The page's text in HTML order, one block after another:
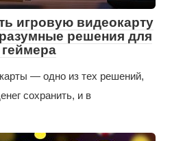
игровую видеокарту
решения для
— одно из тех решений,
сохранить, и в